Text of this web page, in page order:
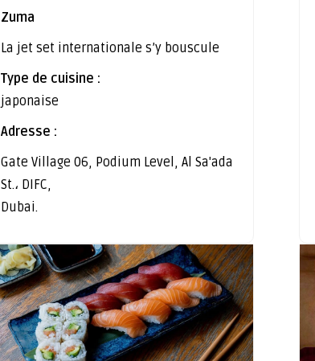
Zuma
La jet set internationale s’y bouscule
Type de cuisine :
japonaise
Adresse :
Gate Village 06, Podium Level, Al Sa'ada
St.، DIFC,
Dubai.